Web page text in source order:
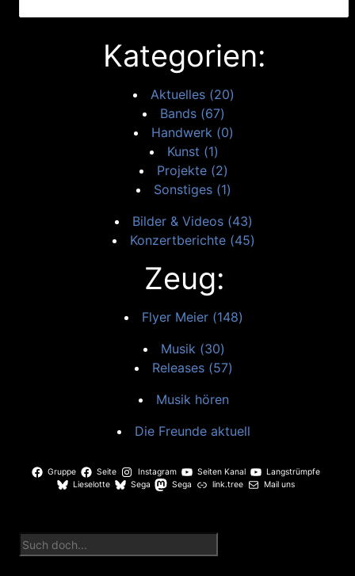
Kategorien:
Aktuelles (20)
Bands (67)
Handwerk (0)
Kunst (1)
Projekte (2)
Sonstiges (1)
Bilder & Videos (43)
Konzertberichte (45)
Zeug:
Flyer Meier (148)
Musik (30)
Releases (57)
Musik hören
Die Freunde aktuell
Gruppe Seite Instagram Seiten Kanal
Langstrümpfe
Lieselotte
Sega Sega link.tree Mail uns